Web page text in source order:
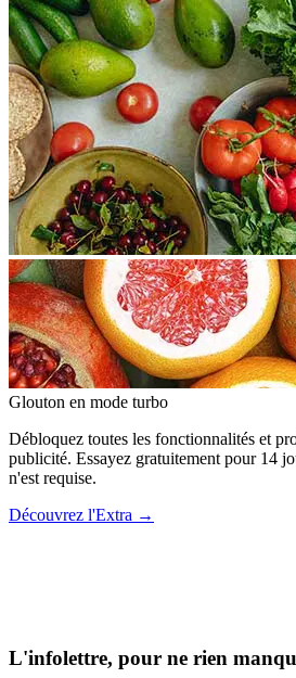
Glouton en mode turbo
Débloquez toutes les fonctionnalités et
publicité. Essayez gratuitement pour 14
n'est requise.
Découvrez l'Extra →
L'infolettre, pour ne rien